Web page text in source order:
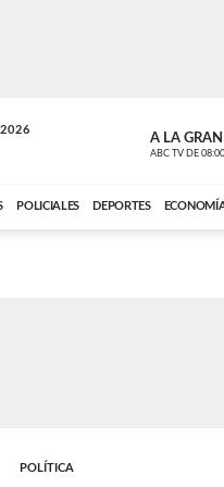
A LA
ABC TV DE
POLICIALES DEPORTES
POLÍTICA